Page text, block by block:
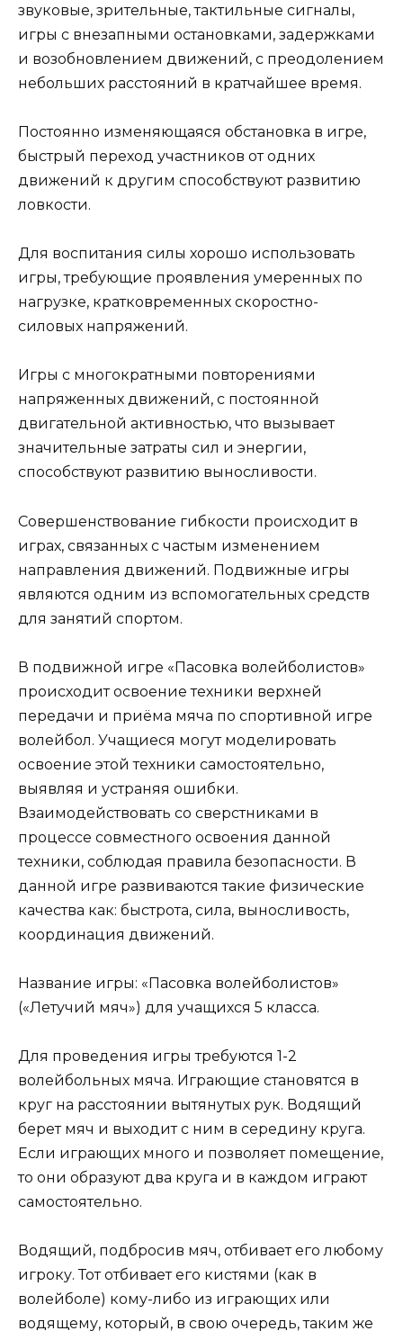
звуковые, зрительные, тактильные сигналы,
игры с внезапными остановками, задержками
и возобновлением движений, с пре­одолением
небольших расстояний в кратчайшее время.
Постоянно изменяющаяся обстановка в игре,
быстрый переход участников от одних
движений к другим способствуют разви­тию
ловкости.
Для воспитания силы хорошо использовать
игры, требующие проявления умеренных по
нагрузке, кратковременных скоростно-
силовых напряжений.
Игры с многократными повторениями
напряженных движений, с постоянной
двигательной активностью, что вызывает
значительные затраты сил и энергии,
способствуют развитию выносливости.
Совершенствование гибкости происходит в
играх, связанных с частым изменением
направления движений. Подвижные игры
являются одним из вспомогательных средств
для занятий спортом.
В подвижной игре «Пасовка волейболистов»
происходит освоение техники верхней
передачи и приёма мяча по спортивной игре
волейбол. Учащиеся могут моделировать
освоение этой техники самостоятельно,
выявляя и устраняя ошибки.
Взаимодействовать со сверстниками в
процессе совместного освоения данной
техники, соблюдая правила безопасности. В
данной игре развиваются такие физические
качества как: быстрота, сила, выносливость,
координация движений.
Название игры: «Пасовка волейболистов»
(«Летучий мяч») для учащихся 5 класса.
Для проведения игры требуются 1-2
волейбольных мяча. Играющие становятся в
круг на расстоянии вытянутых рук. Водящий
берет мяч и выходит с ним в середину круга.
Если играющих много и позволяет помещение,
то они образуют два круга и в каждом играют
самостоятельно.
Водящий, подбросив мяч, отбивает его любому
игроку. Тот отбивает его кистями (как в
волейболе) кому-либо из играющих или
водящему, который, в свою очередь, таким же